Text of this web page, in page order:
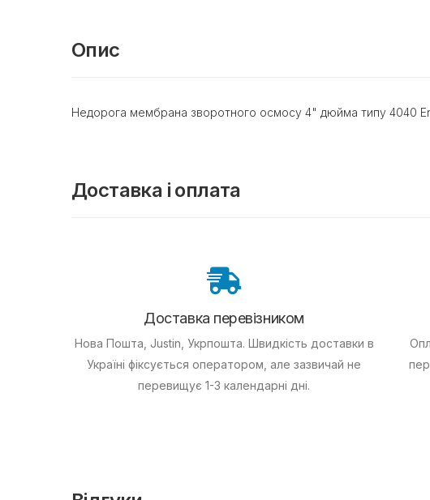
Опис
Недорога мембрана зворотного осмосу 4" дюйма типу 4040
Доставка і оплата
Доставка перевізником
Нова Пошта, Justin, Укрпошта. Швидкість доставки в
Україні фіксується оператором, але зазвичай не
перевищує 1-3 календарні дні.